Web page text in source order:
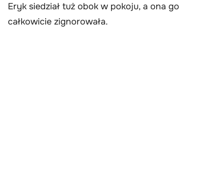
Eryk siedział tuż obok w pokoju, a ona go
całkowicie zignorowała.